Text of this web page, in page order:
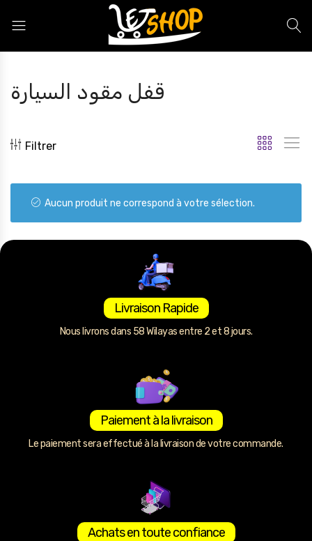
قفل مقود السيارة
Filtrer
Aucun produit ne correspond à votre sélection.
Livraison Rapide
Nous livrons dans 58 Wilayas entre 2 et 8 jours.
Paiement à la livraison
Le paiement sera effectué à la livraison de votre commande.
Achats en toute confiance